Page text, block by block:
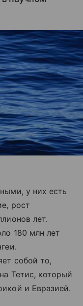
у них есть
рост
лет.
180 млн лет
собой то,
Тетис, который
и Евразией.